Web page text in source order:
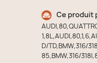
Ce produit
D/TD,BMW,316/
85,BMW,316/